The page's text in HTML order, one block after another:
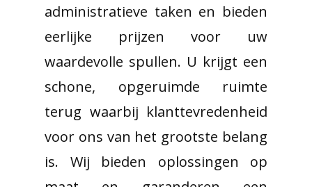
administratieve taken en bieden
eerlijke prijzen voor uw
waardevolle spullen. U krijgt een
schone, opgeruimde ruimte
terug waarbij klanttevredenheid
voor ons van het grootste belang
is. Wij bieden oplossingen op